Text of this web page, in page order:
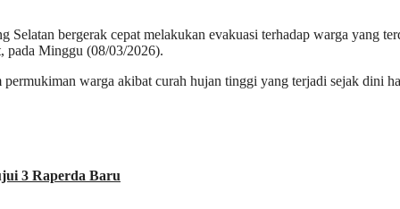
Selatan bergerak cepat melakukan evakuasi terhadap warga yang
pada Minggu (08/03/2026).
warga akibat curah hujan tinggi yang terjadi sejak dini
3 Raperda Baru